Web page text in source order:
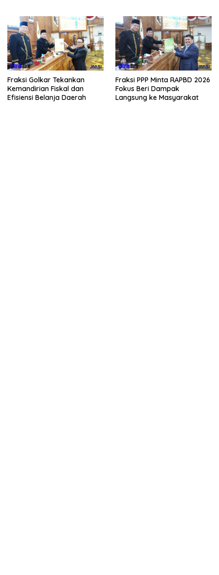
Fraksi Golkar Tekankan
Kemandirian Fiskal dan
Efisiensi Belanja Daerah
Fraksi PPP Minta RAPBD 2026
Fokus Beri Dampak
Langsung ke Masyarakat